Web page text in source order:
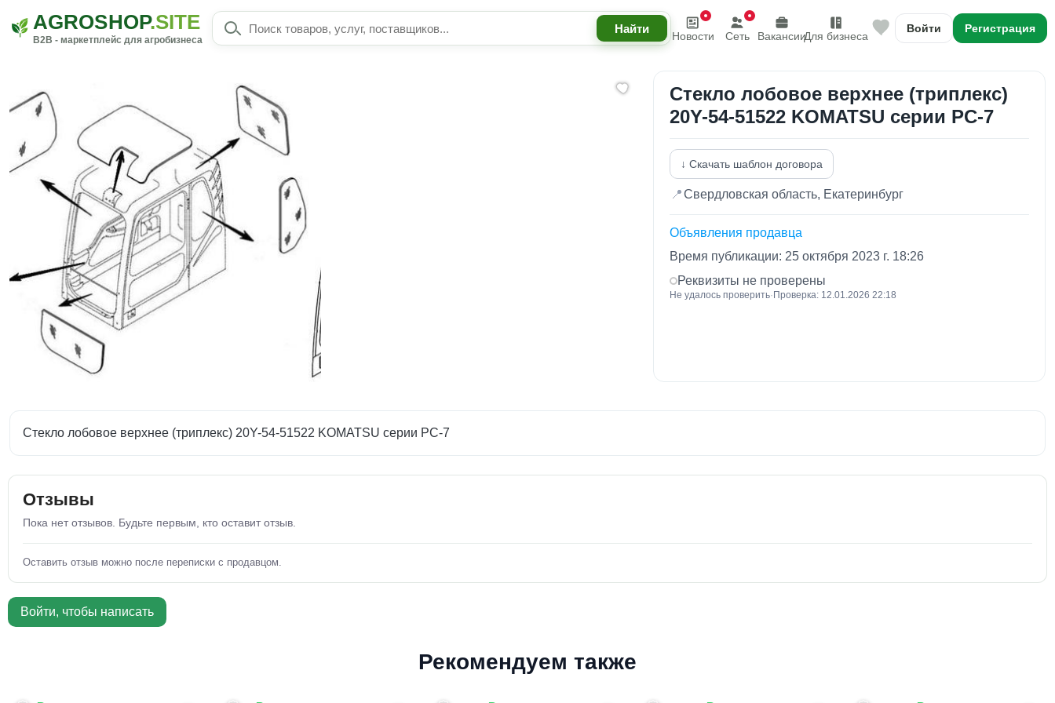
AGROSHOP.SITE
B2B - маркетплейс для агробизнеса Новости Сеть ВакансииДля бизнеса
Войти Регистрация
Стекло лобовое верхнее (триплекс)
20Y-54-51522 KOMATSU серии PC-7
↓ Скачать шаблон договора
📍Свердловская область, Екатеринбург
Объявления продавца
Время публикации: 25 октября 2023 г. 18:26
Реквизиты не проверены
Не удалось проверить· Проверка: 12.01.2026 22:18
Стекло лобовое верхнее (триплекс) 20Y-54-51522 KOMATSU серии PC-7
Отзывы
Пока нет отзывов. Будьте первым, кто оставит отзыв.
Оставить отзыв можно после переписки с продавцом.
Войти, чтобы написать
Рекомендуем также